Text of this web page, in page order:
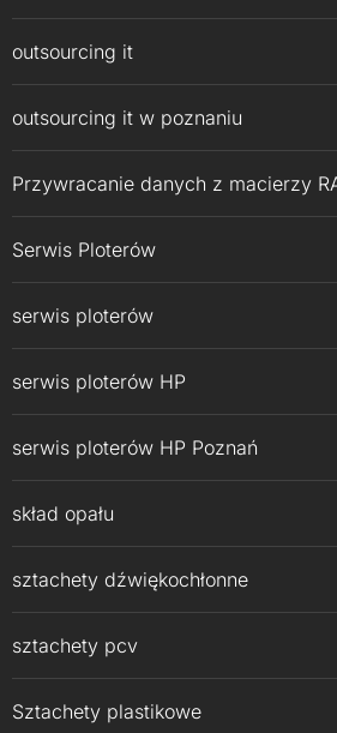
outsourcing it
outsourcing it w poznaniu
Przywracanie danych z macierzy
Serwis Ploterów
serwis ploterów
serwis ploterów HP
serwis ploterów HP Poznań
skład opału
sztachety dźwiękochłonne
sztachety pcv
Sztachety plastikowe